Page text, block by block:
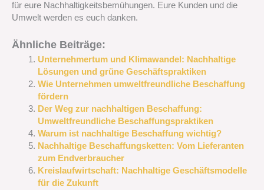
für eure Nachhaltigkeitsbemühungen. Eure Kunden und die
Umwelt werden es euch danken.
Ähnliche Beiträge:
Unternehmertum und Klimawandel: Nachhaltige
Lösungen und grüne Geschäftspraktiken
Wie Unternehmen umweltfreundliche Beschaffung
fördern
Der Weg zur nachhaltigen Beschaffung:
Umweltfreundliche Beschaffungspraktiken
Warum ist nachhaltige Beschaffung wichtig?
Nachhaltige Beschaffungsketten: Vom Lieferanten
zum Endverbraucher
Kreislaufwirtschaft: Nachhaltige Geschäftsmodelle
für die Zukunft